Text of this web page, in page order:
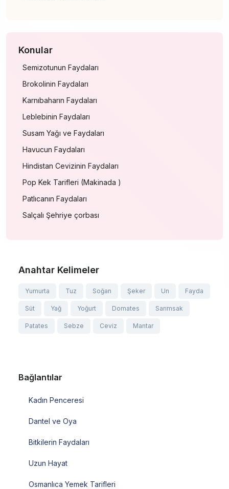
Konular
Semizotunun Faydaları
Brokolinin Faydaları
Karnıbaharın Faydaları
Leblebinin Faydaları
Susam Yağı ve Faydaları
Havucun Faydaları
Hindistan Cevizinin Faydaları
Pop Kek Tarifleri (Makinada )
Patlıcanın Faydaları
Salçalı Şehriye çorbası
Anahtar Kelimeler
Yumurta Tuz Soğan Şeker Un Fayda
Süt Yağ Yoğurt Domates Sarımsak
Patates Sebze Ceviz Mantar
Bağlantılar
Kadın Penceresi
Dantel ve Oya
Bitkilerin Faydaları
Uzun Hayat
Osmanlıca Yemek Tarifleri